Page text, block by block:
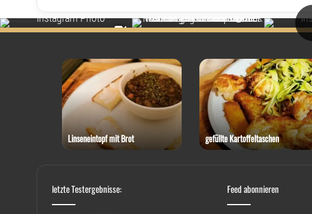
Linseneintopf mit Brot gefüllte Kartoffeltaschen
letzte Testergebnisse: Feed abonnieren